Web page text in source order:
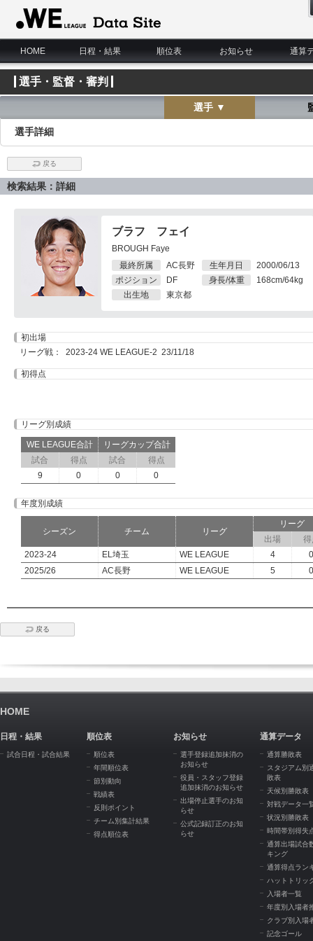
WE LEAGUE Data Site
HOME
日程・結果 順位表 お知らせ 通算
選手・監督・審判
選手 ▼
選手詳細
戻る
検索結果：詳細
ブラフ フェイ
BROUGH Faye
最終所属
AC長野
ポジション
DF
出生地
東京都
生年月日
2000/06/13
身長/体重
168cm/64kg
初出場
リーグ戦： 2023-24 WE LEAGUE-2 23/11/18
初得点
リーグ別成績
WE LEAGUE合計
リーグカップ合計
試合
得点 試合
得点
9
0 0 0
年度別成績
シーズン チーム リーグ
リーグ
出場
得
2023-24
EL埼玉 WE LEAGUE 4
0
2025/26
AC長野 WE LEAGUE 5 0
戻る
HOME
日程・結果
試合日程・試合結果
順位表
順位表
年間順位表
節別動向
戦績表
反則ポイント
チーム別集計結果
得点順位表
お知らせ
選手登録追加抹消の
お知らせ
役員・スタッフ登録
追加抹消のお知らせ
出場停止選手のお知
らせ
公式記録訂正のお知
らせ
通算データ
通算勝敗表
スタジアム別
敗表
天候別勝敗表
対戦データ一
状況別勝敗表
時間帯別得失
通算出場試合
キング
通算得点ラン
ハットトリッ
入場者一覧
年度別入場者
クラブ別入場
記念ゴール